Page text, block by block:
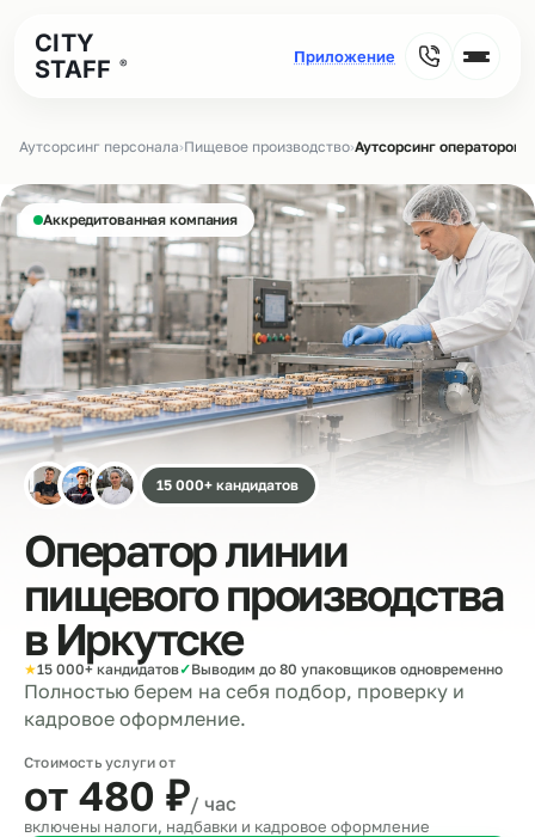
CITY
STAFF
®
Аутсорсинг персонала›Пищевое производство›Аутсорсинг операторов
Аккредитованная компания
15 000+ кандидатов
Оператор линии
пищевого производства
в Иркутске
★15 000+ кандидатов✓Выводим до 80 упаковщиков одновременно
Полностью берем на себя подбор, проверку и
кадровое оформление.
Стоимость услуги от
от 480 ₽/ час
включены налоги, надбавки и кадровое оформление